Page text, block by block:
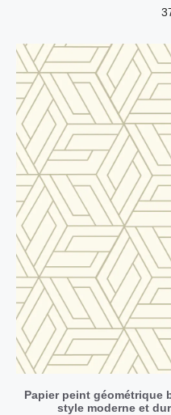
Papier peint géométrique
style moderne et